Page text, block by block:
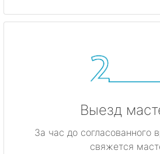
Выезд
За час до согласованного
свяжется